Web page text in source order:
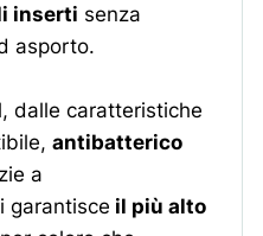
inserti senza
asporto.
, dalle caratteristiche
antibatterico
a
garantisce il più alto